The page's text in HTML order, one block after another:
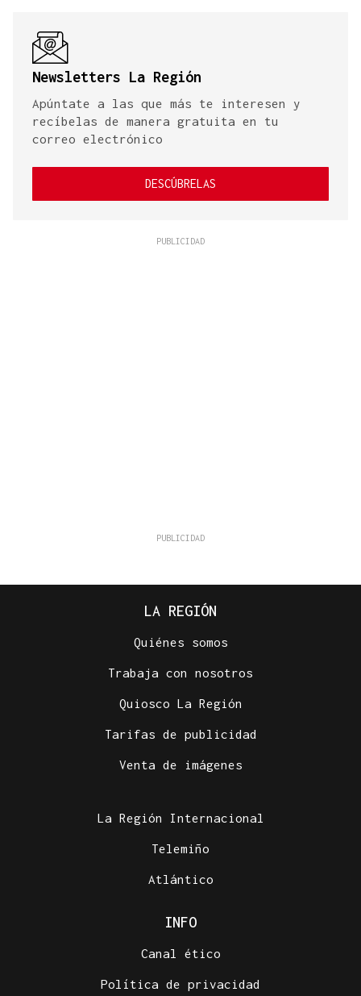
Newsletters La Región
Apúntate a las que más te interesen y
recíbelas de manera gratuita en tu
correo electrónico
DESCÚBRELAS
LA REGIÓN
Quiénes somos
Trabaja con nosotros
Quiosco La Región
Tarifas de publicidad
Venta de imágenes
La Región Internacional
Telemiño
Atlántico
INFO
Canal ético
Política de privacidad